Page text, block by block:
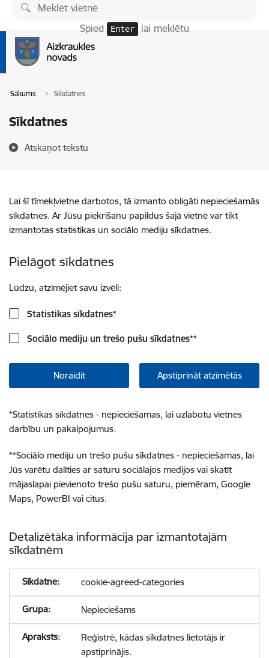
Pāriet uz lapas saturu
Spied Enter lai meklētu
Sākums Sīkdatnes
Sīkdatnes
Atskaņot tekstu
Lai šī tīmekļvietne darbotos, tā izmanto obligāti nepieciešamās
sīkdatnes. Ar Jūsu piekrišanu papildus šajā vietnē var tikt
izmantotas statistikas un sociālo mediju sīkdatnes.
Pielāgot sīkdatnes
Lūdzu, atzīmējiet savu izvēli:
Statistikas sīkdatnes*
Sociālo mediju un trešo pušu sīkdatnes**
Noraidīt Apstiprināt atzīmētās
*Statistikas sīkdatnes - nepieciešamas, lai uzlabotu vietnes
darbību un pakalpojumus.
**Sociālo mediju un trešo pušu sīkdatnes - nepieciešamas, lai
Jūs varētu dalīties ar saturu sociālajos medijos vai skatīt
mājaslapai pievienoto trešo pušu saturu, piemēram, Google
Maps, PowerBI vai citus.
Detalizētāka informācija par izmantotajām
sīkdatnēm
cookie-agreed-categories
Nepieciešams
Reģistrē, kādas sīkdatnes lietotājs ir
apstiprinājis.